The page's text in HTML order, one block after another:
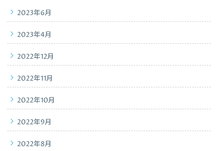
2023年6月
2023年4月
2022年12月
2022年11月
2022年10月
2022年9月
2022年8月